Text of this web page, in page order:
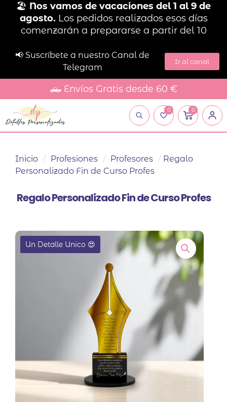
🏖️ Nos vamos de vacaciones del 1 al 9 de
agosto. Los pedidos realizados esos días
comenzarán a prepararse a partir del 10
📢 Suscríbete a nuestro Canal de
Telegram
Ir al canal
🛻 Envíos Gratis desde 60 €
0 0
Inicio / Profesiones / Profesores / Regalo
Personalizado Fin de Curso Profes
Regalo Personalizado Fin de Curso Profes